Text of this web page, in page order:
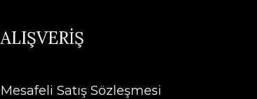
ALIŞVERİŞ
Mesafeli Satış Sözleşmesi